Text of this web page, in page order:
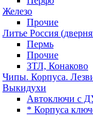
Железо
Прочие
Литье Россия
Пермь
Прочие
ЗТЛ, Конаково
Чипы. Корпуса.
Выкидухи
Автоключи с
* Корпуса